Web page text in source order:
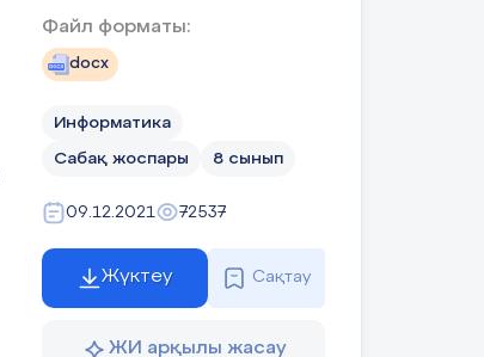
Файл форматы:
docx
Информатика
Сабақ жоспары 8 сынып
09.12.2021 72537
Жүктеу Сақтау
ЖИ арқылы жасау